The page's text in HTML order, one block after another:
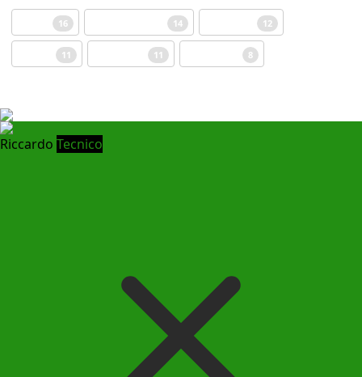
16 14 12
11 11 8
Riccardo Tecnico